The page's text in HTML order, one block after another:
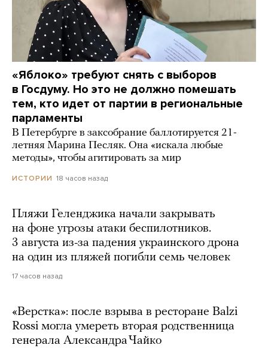
«Яблоко» требуют снять с выборов
в Госдуму. Но это не должно помешать
тем, кто идет от партии в региональные
парламенты
В Петербурге в заксобрание баллотируется 21-
летняя Марина Песляк. Она «искала любые
методы», чтобы агитировать за мир
ИСТОРИИ 18 часов назад
Пляжи Геленджика начали закрывать
на фоне угрозы атаки беспилотников.
3 августа из-за падения украинского дрона
на один из пляжей погибли семь человек
17 часов назад
«Верстка»: после взрыва в ресторане Balzi
Rossi могла умереть вторая родственница
генерала Александра Чайко